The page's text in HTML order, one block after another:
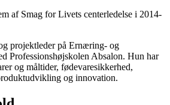
af Smag for Livets centerledelse i 2014-
projektleder på Ernæring- og
Professionshøjskolen Absalon. Hun har
og måltider, fødevaresikkerhed,
og innovation.